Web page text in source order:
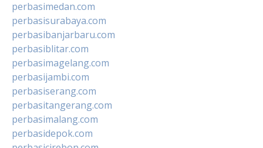
perbasimedan.com
perbasisurabaya.com
perbasibanjarbaru.com
perbasiblitar.com
perbasimagelang.com
perbasijambi.com
perbasiserang.com
perbasitangerang.com
perbasimalang.com
perbasidepok.com